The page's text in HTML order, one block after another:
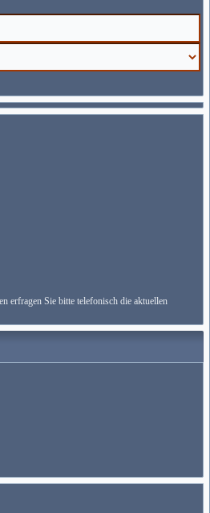
erfragen Sie bitte telefonisch die aktuellen